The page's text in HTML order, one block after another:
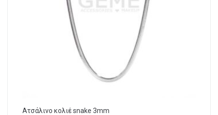
Ατσάλινο κολιέ snake 3mm